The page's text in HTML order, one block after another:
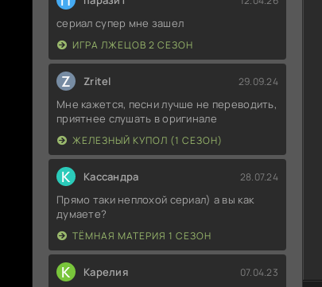
сериал супер мне зашел
ИГРА ЛЖЕЦОВ 2 СЕЗОН
Z Zritel 29.09.24
Мне кажется, песни лучше не переводить,
приятнее слушать в оригинале
ЖЕЛЕЗНЫЙ КУПОЛ (1 СЕЗОН)
К Кассандра 28.07.24
Прямо таки неплохой сериал) а вы как
думаете?
ТЁМНАЯ МАТЕРИЯ 1 СЕЗОН
К Карелия 07.04.23